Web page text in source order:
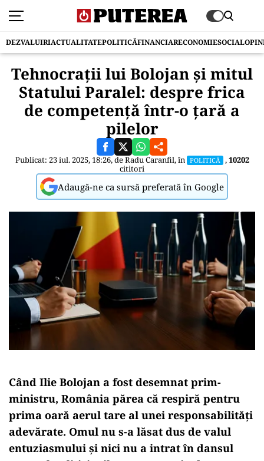
DEZVALUIRIACTUALITATEPOLITICĂFINANCIARECONOMIESOCIAL
Tehnocrații lui Bolojan și mitul
Statului Paralel: despre frica
de competență într-o țară a
pilelor
Publicat: 23 iul. 2025, 18:26, deRadu Caranfil, în POLITICĂ ,10202
cititori
Adaugă-ne ca sursă preferată în Google
Când Ilie Bolojan a fost desemnat prim-
ministru, România părea că respiră pentru
prima oară aerul tare al unei responsabilități
adevărate. Omul nu s-a lăsat dus de valul
entuziasmului și nici nu a intrat în dansul